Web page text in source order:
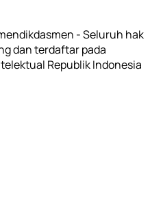
- Seluruh hak
dan terdaftar pada
Republik Indonesia